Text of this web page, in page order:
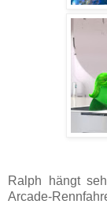
Ralph hängt
Arcade-